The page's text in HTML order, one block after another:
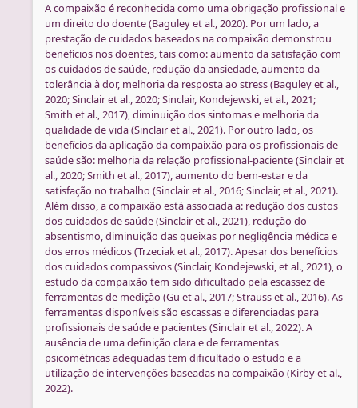
A compaixão é reconhecida como uma obrigação profissional e
um direito do doente (Baguley et al., 2020). Por um lado, a
prestação de cuidados baseados na compaixão demonstrou
benefícios nos doentes, tais como: aumento da satisfação com
os cuidados de saúde, redução da ansiedade, aumento da
tolerância à dor, melhoria da resposta ao stress (Baguley et al.,
2020; Sinclair et al., 2020; Sinclair, Kondejewski, et al., 2021;
Smith et al., 2017), diminuição dos sintomas e melhoria da
qualidade de vida (Sinclair et al., 2021). Por outro lado, os
benefícios da aplicação da compaixão para os profissionais de
saúde são: melhoria da relação profissional-paciente (Sinclair et
al., 2020; Smith et al., 2017), aumento do bem-estar e da
satisfação no trabalho (Sinclair et al., 2016; Sinclair, et al., 2021).
Além disso, a compaixão está associada a: redução dos custos
dos cuidados de saúde (Sinclair et al., 2021), redução do
absentismo, diminuição das queixas por negligência médica e
dos erros médicos (Trzeciak et al., 2017). Apesar dos benefícios
dos cuidados compassivos (Sinclair, Kondejewski, et al., 2021), o
estudo da compaixão tem sido dificultado pela escassez de
ferramentas de medição (Gu et al., 2017; Strauss et al., 2016). As
ferramentas disponíveis são escassas e diferenciadas para
profissionais de saúde e pacientes (Sinclair et al., 2022). A
ausência de uma definição clara e de ferramentas
psicométricas adequadas tem dificultado o estudo e a
utilização de intervenções baseadas na compaixão (Kirby et al.,
2022).